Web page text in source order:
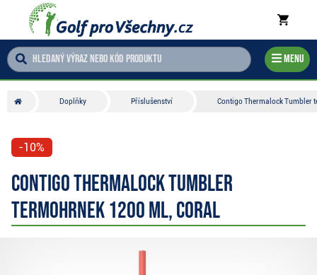
Menu
Doplňky Příslušenství Contigo Thermalock Tumbler
-10%
Contigo Thermalock Tumbler
termohrnek 1200 ml, coral